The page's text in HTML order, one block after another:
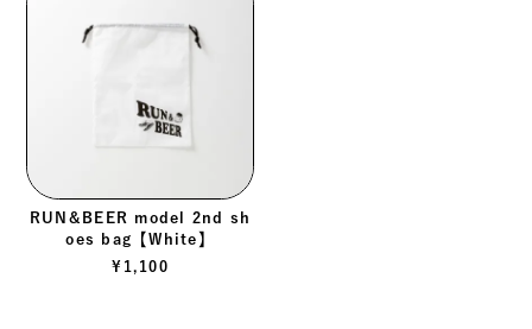
RUN&BEER model 2nd sh
oes bag【White】
¥ 1,100